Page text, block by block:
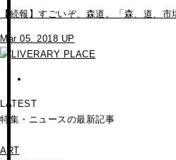
【続報】すごいぞ、森道。「森、道、
Mar 05. 2018 UP
LATEST
特集・ニュースの最新記事
ART